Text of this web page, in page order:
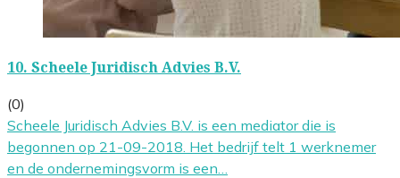
10. Scheele Juridisch Advies B.V.
(0)
Scheele Juridisch Advies B.V. is een mediator die is
begonnen op 21-09-2018. Het bedrijf telt 1 werknemer
en de ondernemingsvorm is een…